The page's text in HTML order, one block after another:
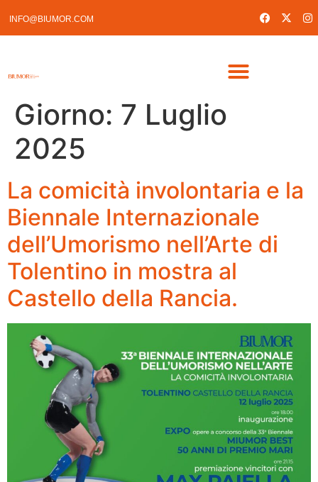
INFO@BIUMOR.COM
Giorno: 7 Luglio
2025
La comicità involontaria e la
Biennale Internazionale
dell’Umorismo nell’Arte di
Tolentino in mostra al
Castello della Rancia.